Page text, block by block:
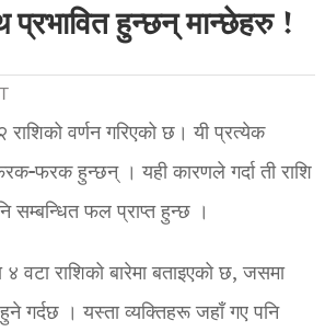
हुन्छन् मान्छेहरु !
राशिको वर्णन गरिएको छ। यी प्रत्येक
फरक हुन्छन् । यही कारणले गर्दा ती राशि
सम्बन्धित फल प्राप्त हुन्छ ।
४ वटा राशिको बारेमा बताइएको छ, जसमा
गर्दछ । यस्ता व्यक्तिहरू जहाँ गए पनि